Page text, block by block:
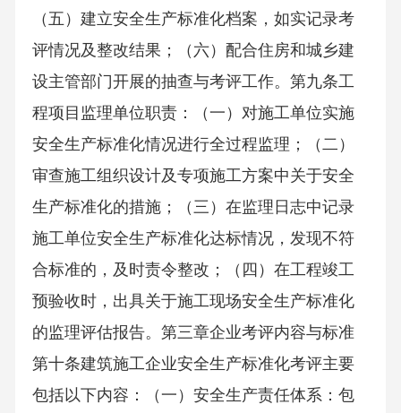
（五）建立安全生产标准化档案，如实记录考
评情况及整改结果；（六）配合住房和城乡建
设主管部门开展的抽查与考评工作。第九条工
程项目监理单位职责：（一）对施工单位实施
安全生产标准化情况进行全过程监理；（二）
审查施工组织设计及专项施工方案中关于安全
生产标准化的措施；（三）在监理日志中记录
施工单位安全生产标准化达标情况，发现不符
合标准的，及时责令整改；（四）在工程竣工
预验收时，出具关于施工现场安全生产标准化
的监理评估报告。第三章企业考评内容与标准
第十条建筑施工企业安全生产标准化考评主要
包括以下内容：（一）安全生产责任体系：包